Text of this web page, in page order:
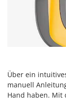
Zanon
Zephir
ZGrills
Zomax
Über ein
manuell
Hand haben. Mit